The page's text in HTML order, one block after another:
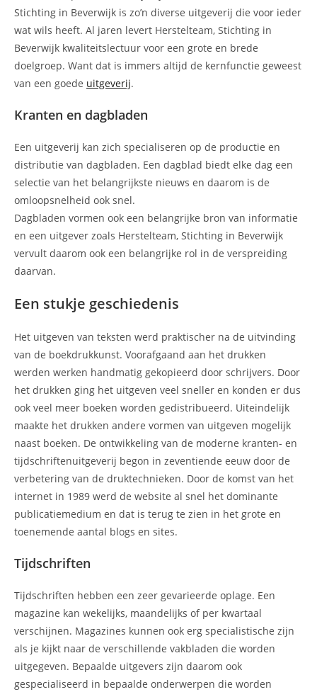
Stichting in Beverwijk is zo’n diverse uitgeverij die voor ieder
wat wils heeft. Al jaren levert Herstelteam, Stichting in
Beverwijk kwaliteitslectuur voor een grote en brede
doelgroep. Want dat is immers altijd de kernfunctie geweest
van een goede uitgeverij.
Kranten en dagbladen
Een uitgeverij kan zich specialiseren op de productie en
distributie van dagbladen. Een dagblad biedt elke dag een
selectie van het belangrijkste nieuws en daarom is de
omloopsnelheid ook snel.
Dagbladen vormen ook een belangrijke bron van informatie
en een uitgever zoals Herstelteam, Stichting in Beverwijk
vervult daarom ook een belangrijke rol in de verspreiding
daarvan.
Een stukje geschiedenis
Het uitgeven van teksten werd praktischer na de uitvinding
van de boekdrukkunst. Voorafgaand aan het drukken
werden werken handmatig gekopieerd door schrijvers. Door
het drukken ging het uitgeven veel sneller en konden er dus
ook veel meer boeken worden gedistribueerd. Uiteindelijk
maakte het drukken andere vormen van uitgeven mogelijk
naast boeken. De ontwikkeling van de moderne kranten- en
tijdschriftenuitgeverij begon in zeventiende eeuw door de
verbetering van de druktechnieken. Door de komst van het
internet in 1989 werd de website al snel het dominante
publicatiemedium en dat is terug te zien in het grote en
toenemende aantal blogs en sites.
Tijdschriften
Tijdschriften hebben een zeer gevarieerde oplage. Een
magazine kan wekelijks, maandelijks of per kwartaal
verschijnen. Magazines kunnen ook erg specialistische zijn
als je kijkt naar de verschillende vakbladen die worden
uitgegeven. Bepaalde uitgevers zijn daarom ook
gespecialiseerd in bepaalde onderwerpen die worden